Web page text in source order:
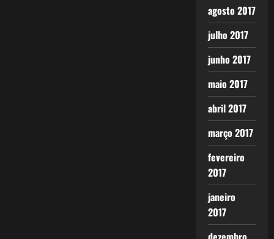
agosto 2017
julho 2017
junho 2017
maio 2017
abril 2017
março 2017
fevereiro
2017
janeiro
2017